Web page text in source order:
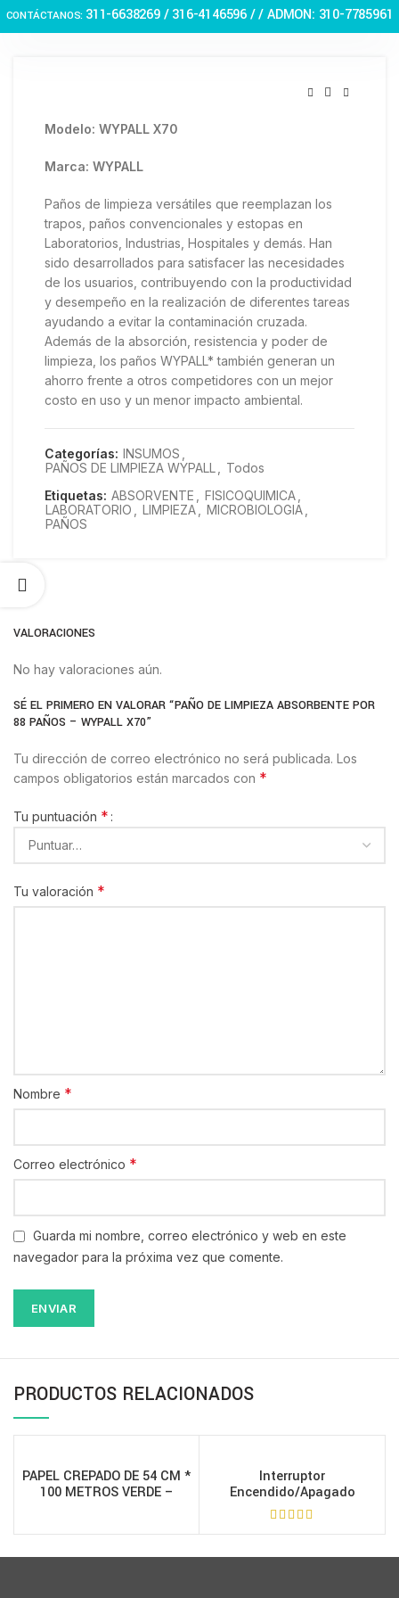
CONTÁCTANOS: 311-6638269 /316-4146596 / / ADMON: 310-7785961
Modelo: WYPALL X70
Marca: WYPALL
Paños de limpieza versátiles que reemplazan los
trapos, paños convencionales y estopas en
Laboratorios, Industrias, Hospitales y demás. Han
sido desarrollados para satisfacer las necesidades
de los usuarios, contribuyendo con la productividad
y desempeño en la realización de diferentes tareas
ayudando a evitar la contaminación cruzada.
Además de la absorción, resistencia y poder de
limpieza, los paños WYPALL* también generan un
ahorro frente a otros competidores con un mejor
costo en uso y un menor impacto ambiental.
Categorías: INSUMOS
PAÑOS DE LIMPIEZA WYPALL
Todos
Etiquetas: ABSORVENTE FISICOQUIMICA
LABORATORIO
LIMPIEZA MICROBIOLOGIA
PAÑOS
VALORACIONES
No hay valoraciones aún.
SÉ EL PRIMERO EN VALORAR “PAÑO DE LIMPIEZA ABSORBENTE POR
88 PAÑOS – WYPALL X70”
Tu dirección de correo electrónico no será publicada. Los
campos obligatorios están marcados con *
Tu puntuación *
Tu valoración *
Nombre *
Correo electrónico *
Guarda mi nombre, correo electrónico y web en este
navegador para la próxima vez que comente.
PRODUCTOS RELACIONADOS
PAPEL CREPADO DE 54 CM *
100 METROS VERDE –
Interruptor
Encendido/Apagado
(On/Off) Modelos 25X, 50X,
75X ALL AMERICAN – 2153